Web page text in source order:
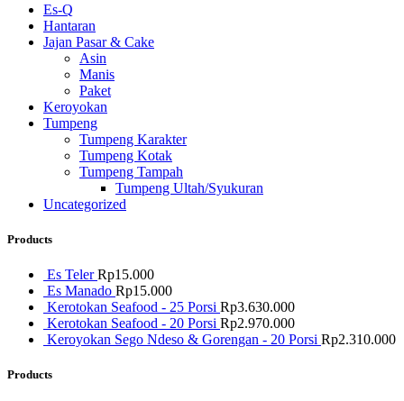
Es-Q
Hantaran
Jajan Pasar & Cake
Asin
Manis
Paket
Keroyokan
Tumpeng
Tumpeng Karakter
Tumpeng Kotak
Tumpeng Tampah
Tumpeng Ultah/Syukuran
Uncategorized
Products
Es TelerRp15.000
Es Manado Rp15.000
Kerotokan Seafood - 25 Porsi Rp3.630.000
Kerotokan Seafood - 20 Porsi Rp2.970.000
Keroyokan Sego Ndeso & Gorengan - 20 Porsi Rp2.310.000
Products